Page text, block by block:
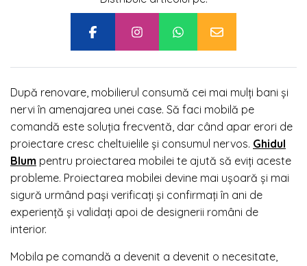
După renovare, mobilierul consumă cei mai mulți bani și
nervi în amenajarea unei case. Să faci mobilă pe
comandă este soluția frecventă, dar când apar erori de
proiectare cresc cheltuielile și consumul nervos. Ghidul
Blum pentru proiectarea mobilei te ajută să eviți aceste
probleme. Proiectarea mobilei devine mai ușoară și mai
sigură urmând pași verificați și confirmați în ani de
experiență și validați apoi de designerii români de
interior.
Mobila pe comandă a devenit a devenit o necesitate,